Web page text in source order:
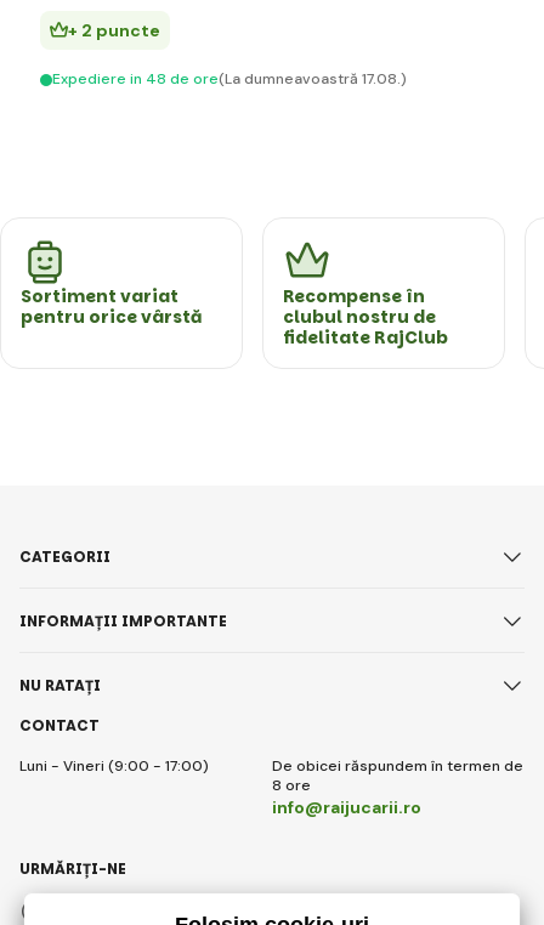
+ 2 puncte
Expediere in 48 de ore(La dumneavoastră 17.08.)
Sortiment variat
pentru orice vârstă
Recompense în
clubul nostru de
fidelitate RajClub
CONTACT
Luni - Vineri (9:00 - 17:00)
De obicei răspundem în termen de
8 ore
info@raijucarii.ro
CATEGORII
INFORMAȚII IMPORTANTE
NU RATAȚI
URMĂRIȚI-NE
Instagram